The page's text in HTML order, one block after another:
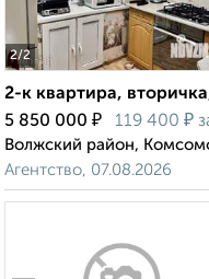
2/2
2-к квартира,
5 850 000 ₽ 119 400 ₽
Волжский район,
Агентство, 07.08.2026